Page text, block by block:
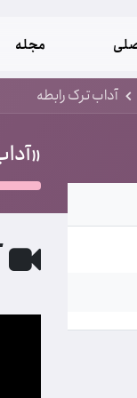
مجله
آداب ترک رابطه